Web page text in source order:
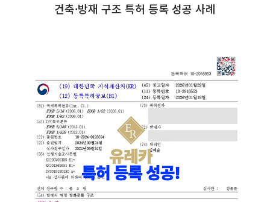
건축·방재 구조 특허 등록 성공 사례